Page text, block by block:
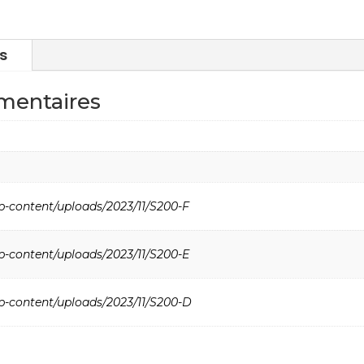
content/uploads/2023/11/S200-F
content/uploads/2023/11/S200-E
content/uploads/2023/11/S200-D